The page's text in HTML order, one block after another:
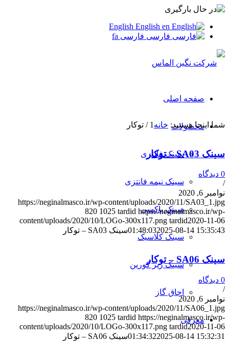
English English en
فارسی فارسی fa
صفحه اصلی
محصولات
سینک فانتزی
سینک نیمه فانتزی
سینک باکسی
سینک کلاسیک
سینک زیر کورین
اجاق گاز
معرفی
شما اینجا هستید: خانه 1
/ توکار
سینک SA03 – توکار
0 دیدگاه
/
نوامبر 6, 2020
https://neginalmasco.ir/wp-content/uploads/2020/11/SA03_1.jpg
820 1025 tardid https://neginalmasco.ir/wp-
content/uploads/2020/10/LOGo-300x117.png tardid2020-11-06
01:48:032025-08-14 15:35:43 سینک SA03 – توکار
سینک SA06 – توکار
0 دیدگاه
/
نوامبر 6, 2020
https://neginalmasco.ir/wp-content/uploads/2020/11/SA06_1.jpg
820 1025 tardid https://neginalmasco.ir/wp-
content/uploads/2020/10/LOGo-300x117.png tardid2020-11-06
01:34:322025-08-14 15:32:31 سینک SA06 – توکار